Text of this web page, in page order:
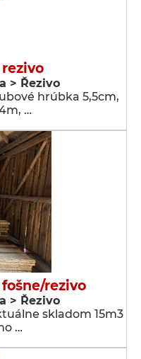
> Řezivo
hrúbka 5,5cm,
…
rezivo
> Řezivo
skladom 15m3
…